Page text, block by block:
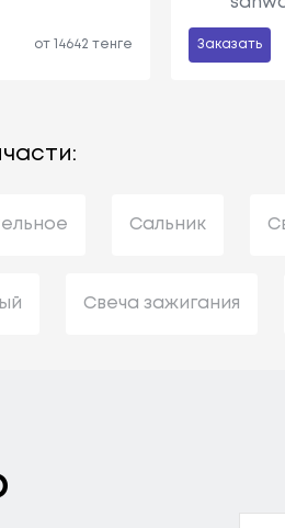
от 14642 тенге Заказать
Сальник
Свеча зажигания